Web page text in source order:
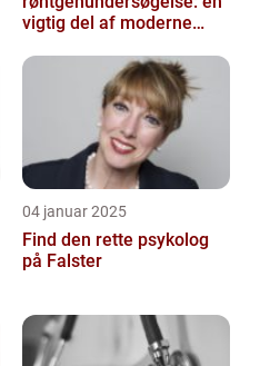
vigtig del af moderne
04 januar 2025
Find den rette psykolog
på Falster